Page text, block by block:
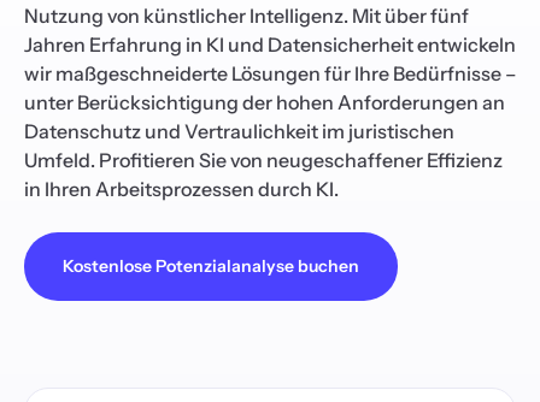
Nutzung von künstlicher Intelligenz. Mit über fünf
Jahren Erfahrung in KI und Datensicherheit entwickeln
wir maßgeschneiderte Lösungen für Ihre Bedürfnisse –
unter Berücksichtigung der hohen Anforderungen an
Datenschutz und Vertraulichkeit im juristischen
Umfeld. Profitieren Sie von neugeschaffener Effizienz
in Ihren Arbeitsprozessen durch KI.
Kostenlose Potenzialanalyse buchen